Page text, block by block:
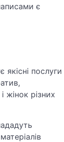
є
послуги
жінок різних